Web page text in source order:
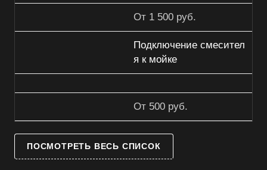
От 1 500 руб.
Подключение смесител
я к мойке
От 500 руб.
ПОСМОТРЕТЬ ВЕСЬ СПИСОК